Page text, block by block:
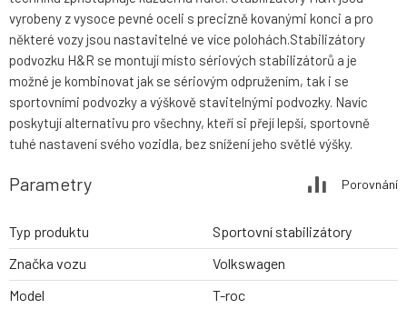
vyrobeny z vysoce pevné oceli s precizně kovanými konci a pro
některé vozy jsou nastavitelné ve více polohách.Stabilizátory
podvozku H&R se montují místo sériových stabilizátorů a je
možné je kombinovat jak se sériovým odpružením, tak i se
sportovními podvozky a výškově stavitelnými podvozky. Navíc
poskytují alternativu pro všechny, kteří si přejí lepší, sportovně
tuhé nastavení svého vozidla, bez snížení jeho světlé výšky.
Parametry Porovnání
Typ produktu
Sportovní stabilizátory
Značka vozu
Volkswagen
Model
T-roc